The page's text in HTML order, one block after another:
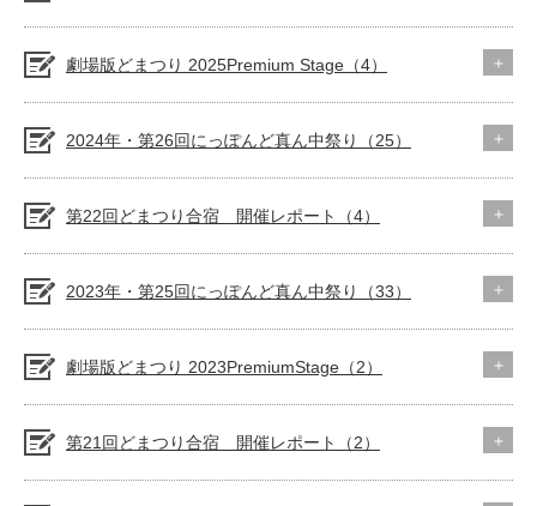
劇場版どまつり 2025Premium Stage（4）
2024年・第26回にっぽんど真ん中祭り（25）
第22回どまつり合宿 開催レポート（4）
2023年・第25回にっぽんど真ん中祭り（33）
劇場版どまつり 2023PremiumStage（2）
第21回どまつり合宿 開催レポート（2）